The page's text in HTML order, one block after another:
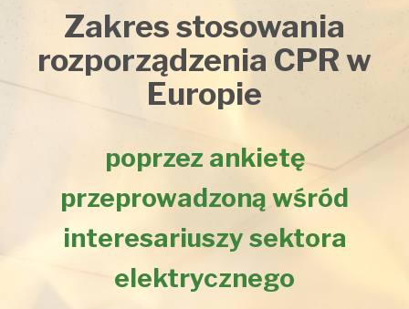
Zakres stosowania
rozporządzenia CPR w
Europie
poprzez ankietę
przeprowadzoną wśród
interesariuszy sektora
elektrycznego